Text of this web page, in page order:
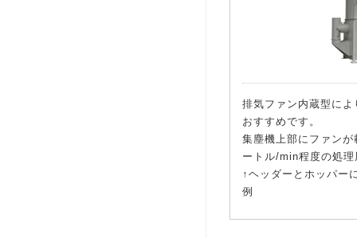
排気ファン内蔵型に
おすすめです。
集塵機上部にファン
ートル/min程度の処
↑ヘッダーとホッパー
例